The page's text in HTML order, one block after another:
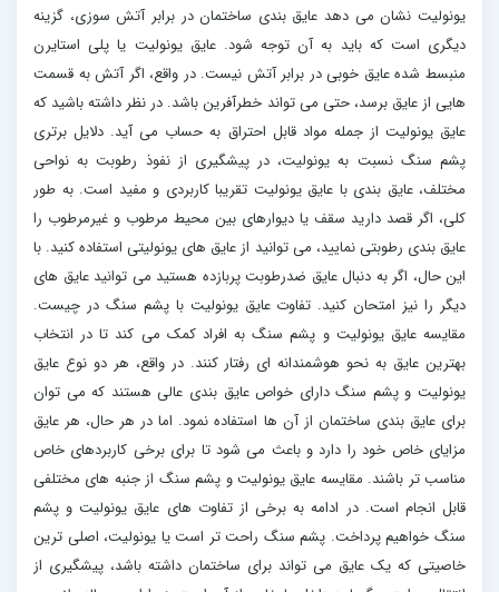
یونولیت نشان می دهد عایق بندی ساختمان در برابر آتش سوزی، گزینه
دیگری است که باید به آن توجه شود. عایق یونولیت یا پلی استایرن
منبسط شده عایق خوبی در برابر آتش نیست. در واقع، اگر آتش به قسمت
هایی از عایق برسد، حتی می تواند خطرآفرین باشد. در نظر داشته باشید که
عایق یونولیت از جمله مواد قابل احتراق به حساب می آید. دلایل برتری
پشم سنگ نسبت به یونولیت، در پیشگیری از نفوذ رطوبت به نواحی
مختلف، عایق بندی با عایق یونولیت تقریبا کاربردی و مفید است. به طور
کلی، اگر قصد دارید سقف یا دیوارهای بین محیط مرطوب و غیرمرطوب را
عایق بندی رطوبتی نمایید، می توانید از عایق های یونولیتی استفاده کنید. با
این حال، اگر به دنبال عایق ضدرطوبت پربازده هستید می توانید عایق های
دیگر را نیز امتحان کنید. تفاوت عایق یونولیت با پشم سنگ در چیست.
مقایسه عایق یونولیت و پشم سنگ به افراد کمک می کند تا در انتخاب
بهترین عایق به نحو هوشمندانه ای رفتار کنند. در واقع، هر دو نوع عایق
یونولیت و پشم سنگ دارای خواص عایق بندی عالی هستند که می توان
برای عایق بندی ساختمان از آن ها استفاده نمود. اما در هر حال، هر عایق
مزایای خاص خود را دارد و باعث می شود تا برای برخی کاربردهای خاص
مناسب تر باشند. مقایسه عایق یونولیت و پشم سنگ از جنبه های مختلفی
قابل انجام است. در ادامه به برخی از تفاوت های عایق یونولیت و پشم
سنگ خواهیم پرداخت. پشم سنگ راحت تر است یا یونولیت، اصلی ترین
خاصیتی که یک عایق می تواند برای ساختمان داشته باشد، پیشگیری از